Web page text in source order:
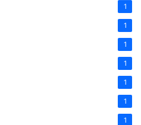
1
1
1
1
1
1
1